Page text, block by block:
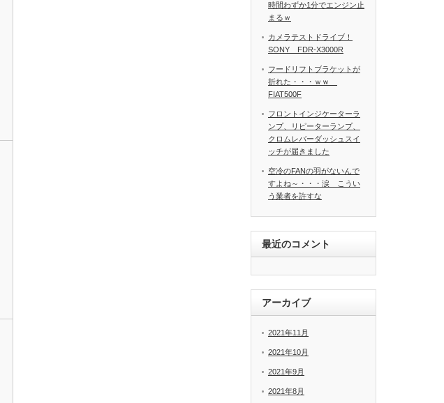
時間わずか1分でエンジン止
まるｗ
カメラテストドライブ！
SONY FDR-X3000R
フードリフトブラケットが
折れた・・・ｗｗ
FIAT500F
フロントインジケーターラ
ンプ、リピーターランプ、
クロムレバーダッシュスイ
ッチが届きました
空冷のFANの羽がないんで
すよね～・・・涙 こうい
う業者を許すな
最近のコメント
アーカイブ
2021年11月
2021年10月
2021年9月
2021年8月